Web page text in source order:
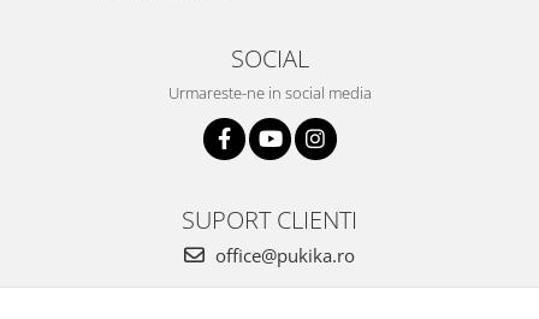
SOCIAL
Urmareste-ne in social media
SUPORT CLIENTI
office@pukika.ro